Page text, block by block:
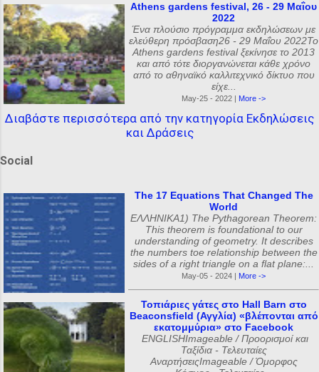
Athens gardens festival, 26 - 29 Μαΐου
2022
Ένα πλούσιο πρόγραμμα εκδηλώσεων με
ελεύθερη πρόσβαση26 - 29 Μαΐου 2022Το
Athens gardens festival ξεκίνησε το 2013
και από τότε διοργανώνεται κάθε χρόνο
από το αθηναϊκό καλλιτεχνικό δίκτυο που
είχε...
May-25 - 2022 | More ->
Διαβάστε περισσότερα από την κατηγορία Εκδηλώσεις
και Δράσεις
Social
The 17 Equations That Changed The
World
ΕΛΛΗΝΙΚΑ1) The Pythagorean Theorem:
This theorem is foundational to our
understanding of geometry. It describes
the numbers toe relationship between the
sides of a right triangle on a flat plane:...
May-05 - 2024 | More ->
Τοπιάριες γάτες στο Hall Barn στο
Beaconsfield (Αγγλία) «βλέπονται από
εκατομμύρια» στο Facebook
ENGLISHImageable / Προορισμοί και
Ταξίδια - Τελευταίες
ΑναρτήσειςImageable / Όμορφος